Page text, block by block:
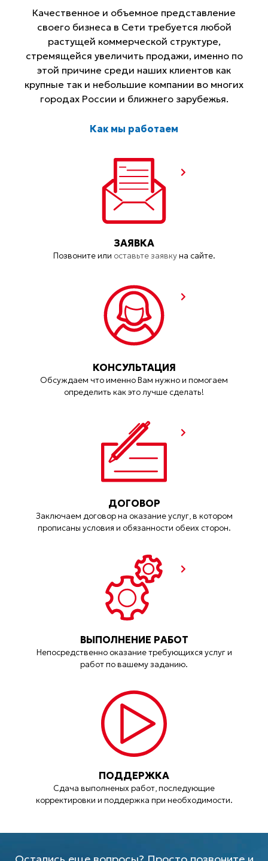
Качественное и объемное представление
своего бизнеса в Сети требуется любой
растущей коммерческой структуре,
стремящейся увеличить продажи, именно по
этой причине среди наших клиентов как
крупные так и небольшие компании во многих
городах России и ближнего зарубежья.
Как мы работаем
ЗАЯВКА
Позвоните или оставьте заявкуна сайте.
КОНСУЛЬТАЦИЯ
Обсуждаем что именно Вам нужно и помогаем
определить как это лучше сделать!
ДОГОВОР
Заключаем договор на оказание услуг, в котором
прописаны условия и обязанности обеих сторон.
ВЫПОЛНЕНИЕ РАБОТ
Непосредственно оказание требующихся услуг и
работ по вашему заданию.
ПОДДЕРЖКА
Сдача выполненых работ, последующие
корректировки и поддержка при необходимости.